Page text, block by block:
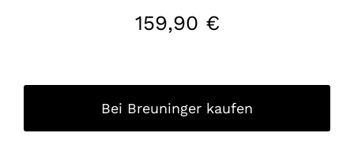
159,90 €
Bei Breuninger kaufen